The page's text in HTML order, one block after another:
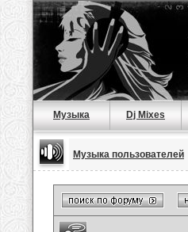
Музыка Dj Mixes
Музыка пользователей